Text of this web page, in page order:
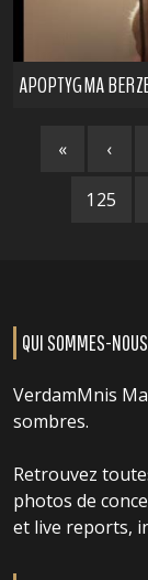
APOPTYGMA
« ‹
125
QUI SOMMES-
VerdamMnis
sombres.
Retrouvez
photos de
et live reports,